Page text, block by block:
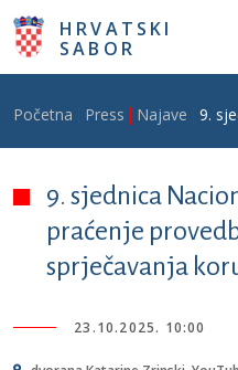
Skoči na glavni sadržaj
HRVATSKI
SABOR
Breadcrumb
Početna Press Najave 9.
9. sjednica
praćenje
sprječavanja
23.10.2025. 10:00